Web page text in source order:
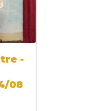
-
08